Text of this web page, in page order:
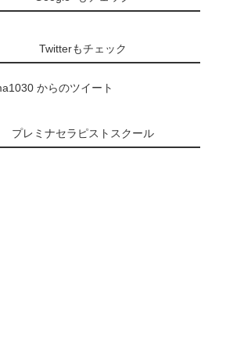
Twitterもチェック
からのツイート
プレミナセラピストスクール